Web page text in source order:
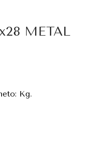
METAL
Kg.